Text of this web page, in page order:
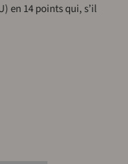
en 14 points qui, s’il